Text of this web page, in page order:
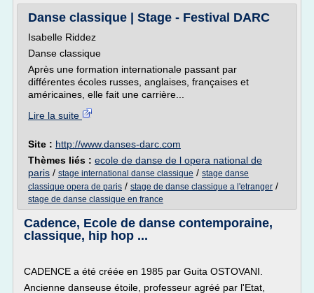
Danse classique | Stage - Festival DARC
Isabelle Riddez
Danse classique
Après une formation internationale passant par
différentes écoles russes, anglaises, françaises et
américaines, elle fait une carrière...
Lire la suite
Site : http://www.danses-darc.com
Thèmes liés : ecole de danse de l opera national de
paris / stage international danse classique / stage danse
classique opera de paris / stage de danse classique a l'etranger /
stage de danse classique en france
Cadence, Ecole de danse contemporaine,
classique, hip hop ...
CADENCE a été créée en 1985 par Guita OSTOVANI.
Ancienne danseuse étoile, professeur agréé par l'Etat,